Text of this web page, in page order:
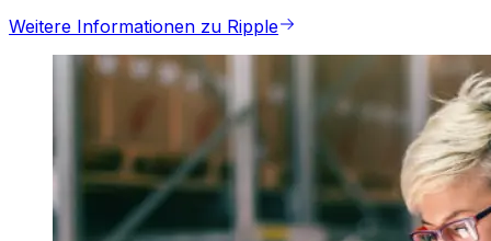
Weitere Informationen zu Ripple